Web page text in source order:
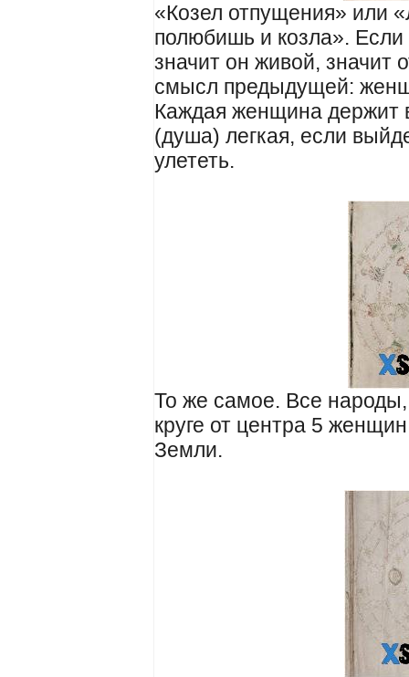
«Козел отпущения» или
полюбишь и козла». Если
значит он живой, значит
смысл предыдущей:
Каждая женщина держит
(душа) легкая, если
улететь.
То же самое. Все
круге от центра 5
Земли.